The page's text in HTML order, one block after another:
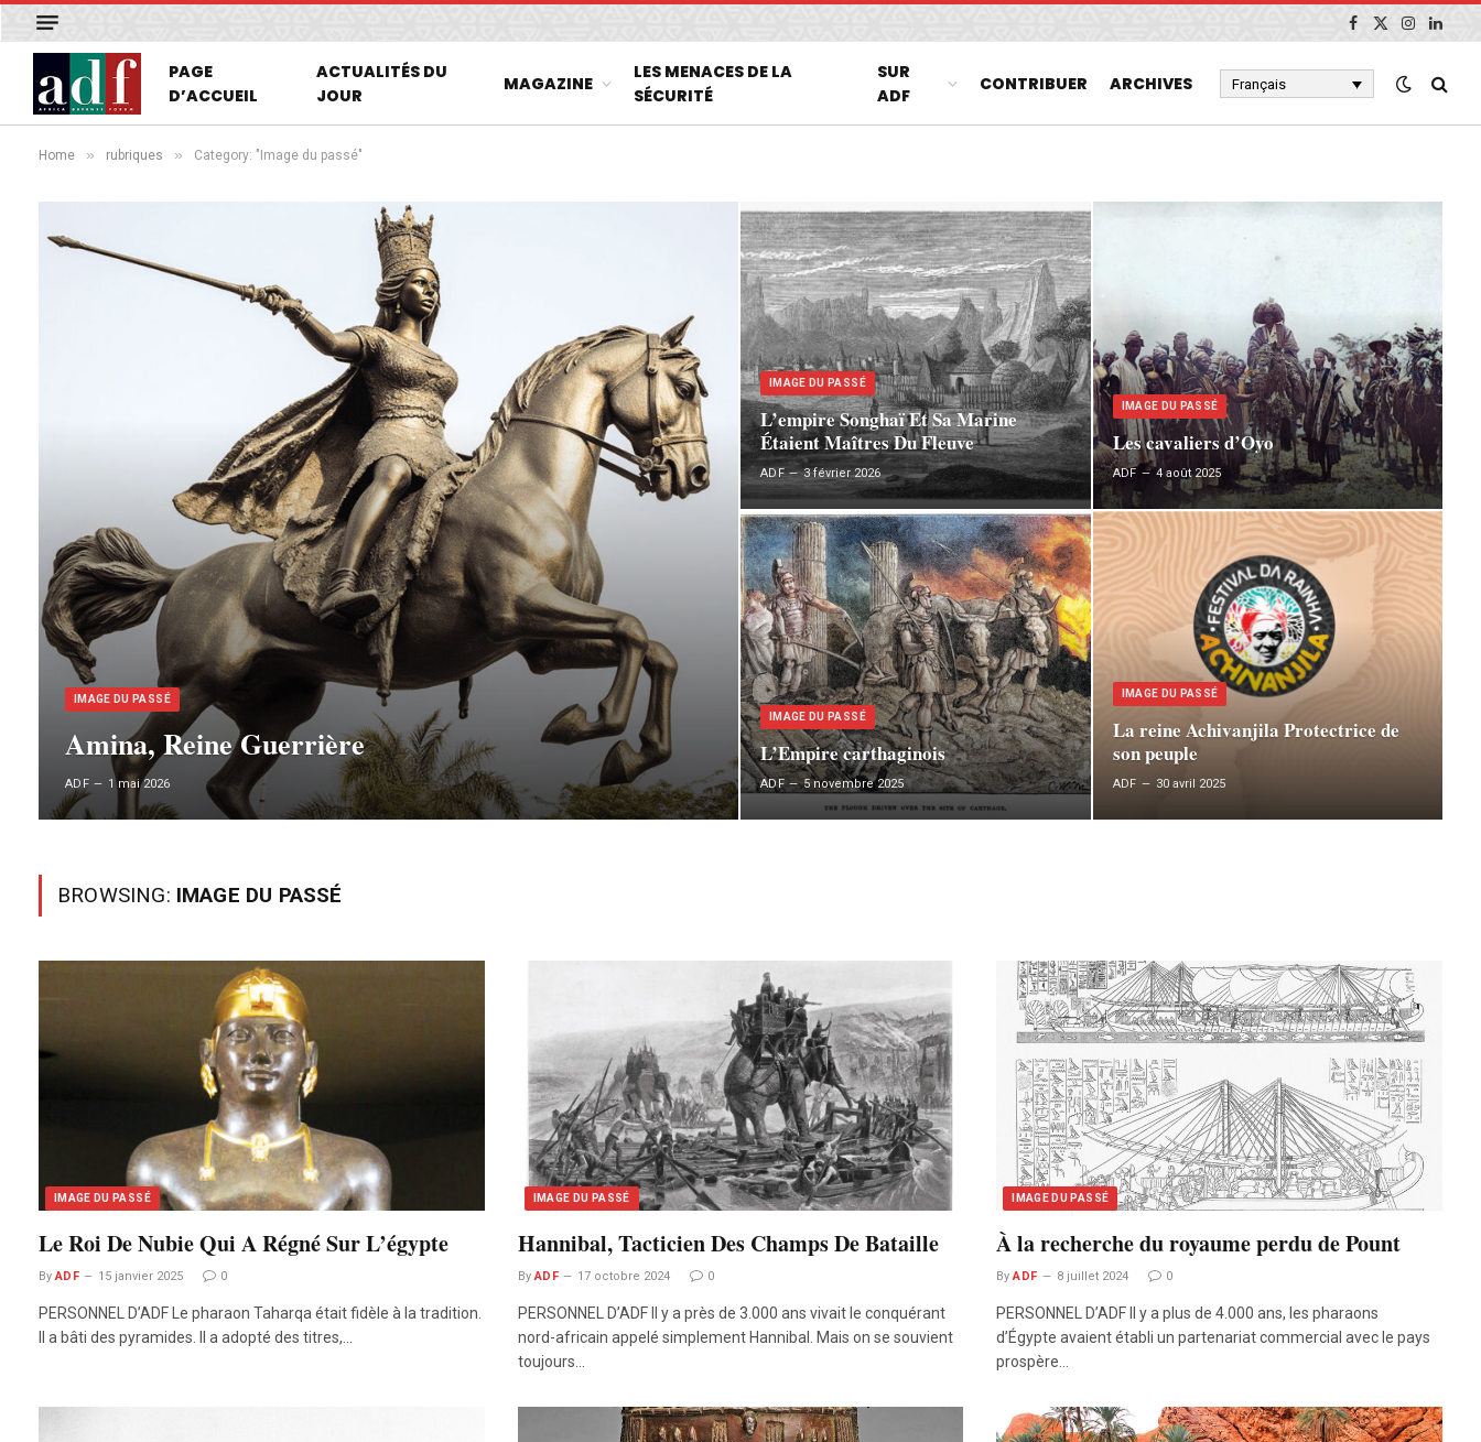
Facebook
X
Instagram
PAGE
D’ACCUEIL
ACTUALITÉS DU
JOUR
MAGAZINE
LES MENACES DE LA
SÉCURITÉ
SUR
ADF
CONTRIBUER ARCHIVES Français
Home » rubriques » Category: "Image du passé"
IMAGE DU PASSÉ
Amina, Reine Guerrière
ADF 1 mai 2026
IMAGE DU PASSÉ
L’empire Songhaï Et Sa Marine
Étaient Maîtres Du Fleuve
ADF 3 février 2026
IMAGE DU PASSÉ
L’Empire carthaginois
ADF 5 novembre 2025
IMAGE DU PASSÉ
Les cavaliers d’Oyo
ADF 4 août 2025
IMAGE DU PASSÉ
La reine Achivanjila Protectrice de
son peuple
ADF 30 avril 2025
BROWSING: IMAGE DU PASSÉ
IMAGE DU PASSÉ
Le Roi De Nubie Qui A Régné Sur L’égypte
By ADF 15 janvier 2025 0
PERSONNEL D’ADF Le pharaon Taharqa était fidèle à la tradition.
Il a bâti des pyramides. Il a adopté des titres,…
IMAGE DU PASSÉ
Hannibal, Tacticien Des Champs De Bataille
By ADF 17 octobre 2024 0
PERSONNEL D’ADF Il y a près de 3.000 ans vivait le conquérant
nord-africain appelé simplement Hannibal. Mais on se souvient
toujours…
IMAGE DU PASSÉ
À la recherche du royaume perdu de Pount
By ADF 8 juillet 2024 0
PERSONNEL D’ADF Il y a plus de 4.000 ans, les pharaons
d’Égypte avaient établi un partenariat commercial avec le pays
prospère…